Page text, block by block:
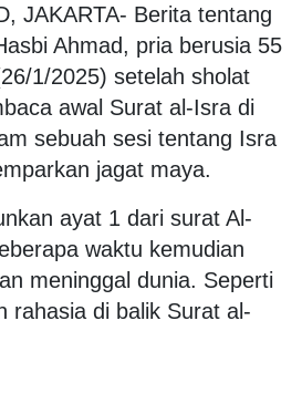
JAKARTA- Berita tentang
Ahmad, pria berusia 55
1/2025) setelah sholat
awal Surat al-Isra di
sebuah sesi tentang Isra
jagat maya.
ayat 1 dari surat Al-
waktu kemudian
meninggal dunia. Seperti
rahasia di balik Surat al-